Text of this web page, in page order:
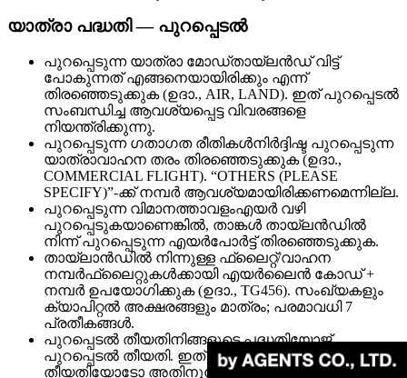
യാത്രാ പദ്ധതി — പുറപ്പെടൽ
പുറപ്പെടുന്ന യാത്രാ മോഡ്തായ്‌ലൻഡ് വിട്ട്
പോകുന്നത് എങ്ങനെയായിരിക്കും എന്ന്
തിരഞ്ഞെടുക്കുക (ഉദാ., AIR, LAND). ഇത് പുറപ്പെടൽ
സംബന്ധിച്ച ആവശ്യപ്പെട്ട വിവരങ്ങളെ
നിയന്ത്രിക്കുന്നു.
പുറപ്പെടുന്ന ഗതാഗത രീതികൾനിർദ്ദിഷ്ട പുറപ്പെടുന്ന
യാത്രാവാഹന തരം തിരഞ്ഞെടുക്കുക (ഉദാ.,
COMMERCIAL FLIGHT). “OTHERS (PLEASE
SPECIFY)”‑ക്ക് നമ്പർ ആവശ്യമായിരിക്കണമെന്നില്ല.
പുറപ്പെടുന്ന വിമാനത്താവളംഎയർ വഴി
പുറപ്പെടുകയാണെങ്കിൽ, താങ്കൾ തായ്‌ലൻഡിൽ
നിന്ന് പുറപ്പെടുന്ന എയർപോർട്ട് തിരഞ്ഞെടുക്കുക.
തായ്‌ലാൻഡിൽ നിന്നുള്ള ഫ്ലൈറ്റ്/വാഹന
നമ്പർഫ്ലൈറ്റുകൾക്കായി എയർലൈൻ കോഡ് +
നമ്പർ ഉപയോഗിക്കുക (ഉദാ., TG456). സംഖ്യകളും
ക്യാപിറ്റൽ അക്ഷരങ്ങളും മാത്രം; പരമാവധി 7
പ്രതീകങ്ങൾ.
പുറപ്പെടൽ തീയതിനിങ്ങളുടെ പദ്ധതിയോജ്
പുറപ്പെടൽ തീയതി. ഇത് നിങ്ങളുടെ വരവ്
തീയതിയോടോ അതിനുശേഷമോ ആയിരിക്കണം.